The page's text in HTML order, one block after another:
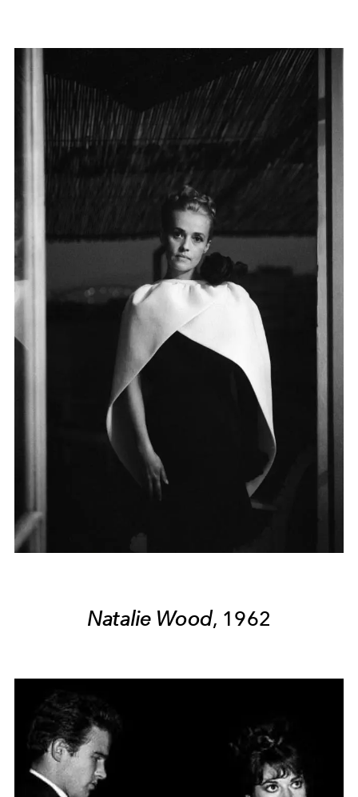
Natalie Wood, 1962